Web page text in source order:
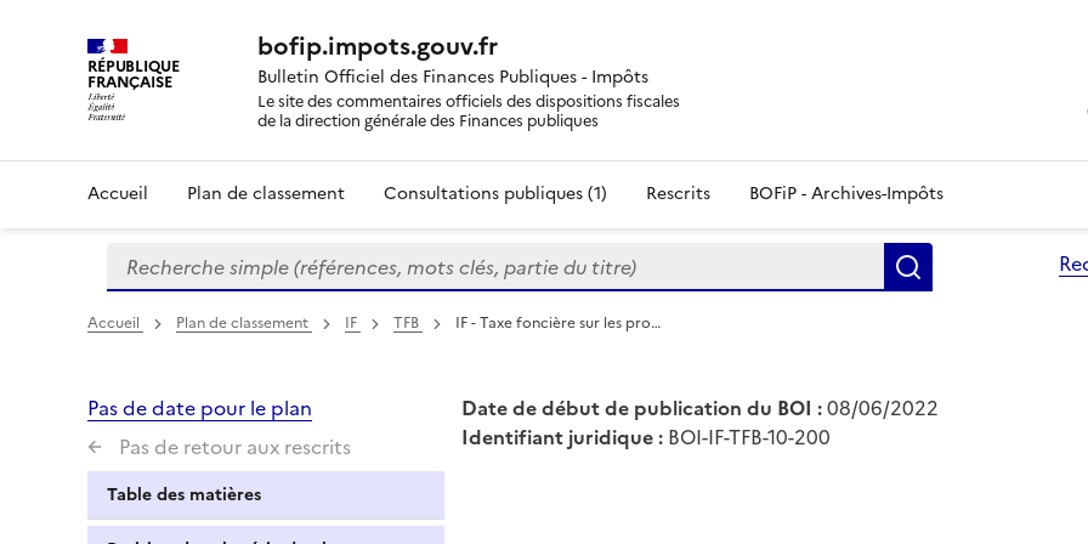
RÉPUBLIQUE
FRANÇAISE
bofip.impots.gouv.fr
Bulletin Officiel des Finances Publiques - Impôts
Le site des commentaires officiels des dispositions fiscales
de la direction générale des Finances publiques
Accueil Plan de classement Consultations publiques (1) Rescrits BOFiP - Archives-Impôts
Formulaire
de
recherche
Recherche simple (références, mots clés, partie du titre)
Accueil Plan de classement IF TFB IF - Taxe foncière sur les pro…
Pas de date pour le plan
Pas de retour aux rescrits
Table des matières
Date de début de publication du BOI :08/06/2022
Identifiant juridique : BOI-IF-TFB-10-200